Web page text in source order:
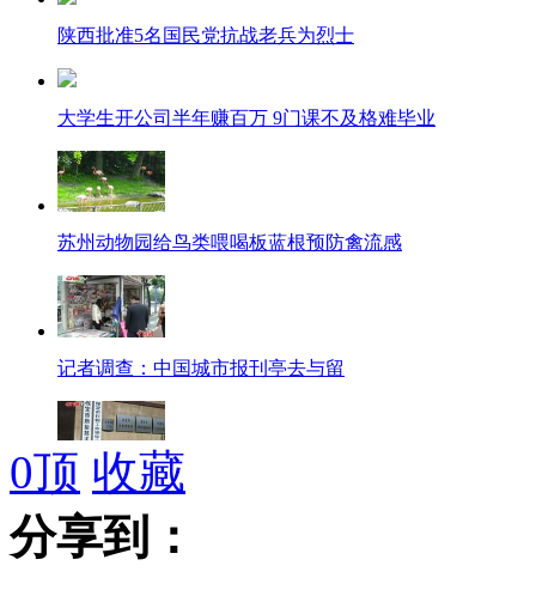
陕西批准5名国民党抗战老兵为烈士
大学生开公司半年赚百万 9门课不及格难毕业
苏州动物园给鸟类喂喝板蓝根预防禽流感
记者调查：中国城市报刊亭去与留
河北一副局长因“小三不甘被甩喝农药寻死”事件被免
0顶 收藏
分享到：